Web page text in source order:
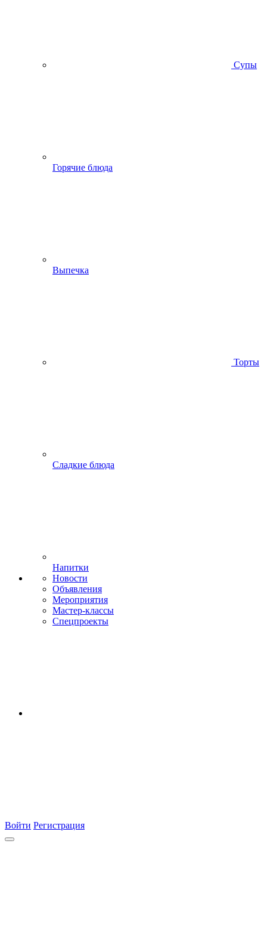
Супы
Горячие блюда
Выпечка
Торты
Сладкие блюда
Напитки
Новости
Объявления
Мероприятия
Мастер-классы
Спецпроекты
Войти Регистрация